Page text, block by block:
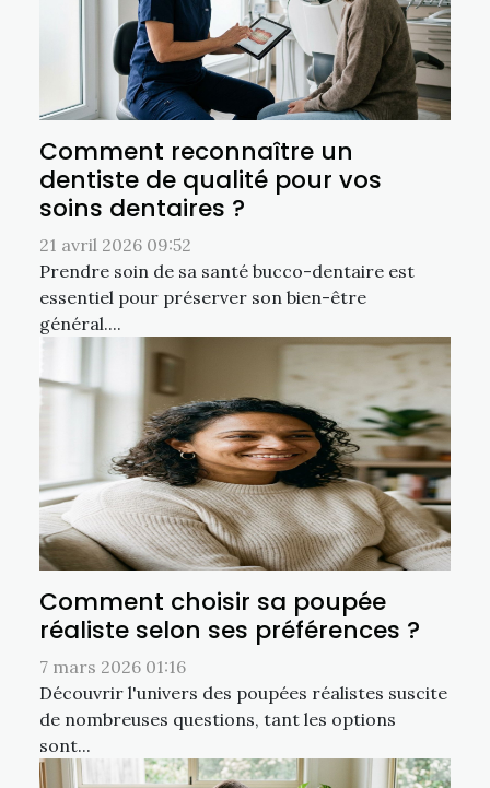
Comment reconnaître un
dentiste de qualité pour vos
soins dentaires ?
21 avril 2026 09:52
Prendre soin de sa santé bucco-dentaire est
essentiel pour préserver son bien-être
général....
Comment choisir sa poupée
réaliste selon ses préférences ?
7 mars 2026 01:16
Découvrir l'univers des poupées réalistes suscite
de nombreuses questions, tant les options
sont...